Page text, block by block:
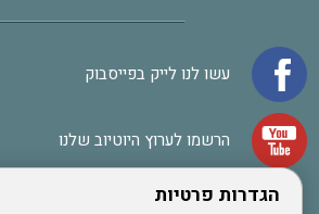
הגדרות פרטיות
עשו לנו לייק בפייסבוק
הרשמו לערוץ היוטיוב שלנו